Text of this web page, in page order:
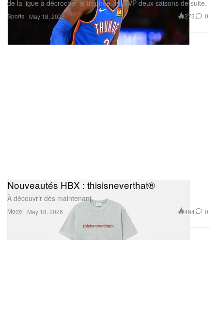
Sports
de la ligue à décrocher le trophée de MVP deux saisons de suite.
May 18, 2026 273 0
Mode
Nouveautés HBX : thisisneverthat®
À découvrir dès maintenant.
May 18, 2026 464 0